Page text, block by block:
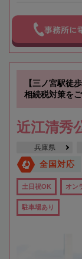
事務所に
【三ノ宮駅徒
相続税対策を
近江清秀
兵庫県
全国対応
土日祝OK オン
駐車場あり